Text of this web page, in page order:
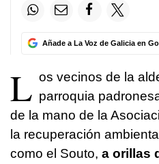
Añade a La Voz de Galicia en
L os vecinos de la
parroquia
de la mano de la
la recuperación
como el Souto, a orillas